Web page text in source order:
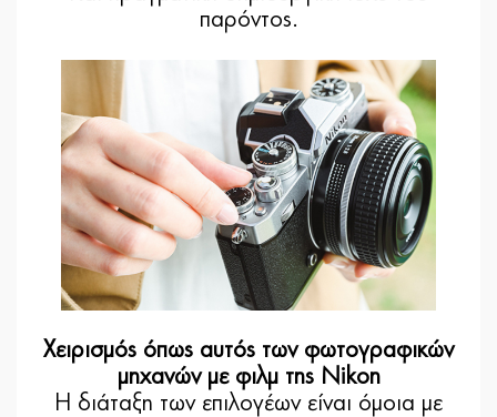
παρόντος.
Χειρισμός όπως αυτός των φωτογραφικών
μηχανών με φιλμ της Nikon
Η διάταξη των επιλογέων είναι όμοια με